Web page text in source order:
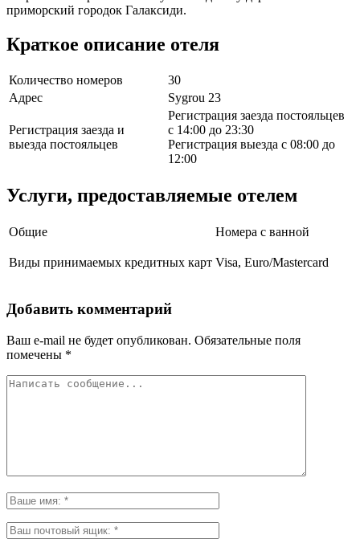
приморский городок Галаксиди.
Краткое описание отеля
Количество номеров
30
Адрес
Sygrou 23
Регистрация заезда и
выезда постояльцев
Регистрация заезда постояльцев
с 14:00 до 23:30
Регистрация выезда с 08:00 до
12:00
Услуги, предоставляемые отелем
Общие Номера с ванной
Виды принимаемых кредитных карт Visa, Euro/Mastercard
Добавить комментарий
Ваш e-mail не будет опубликован. Обязательные поля
помечены *